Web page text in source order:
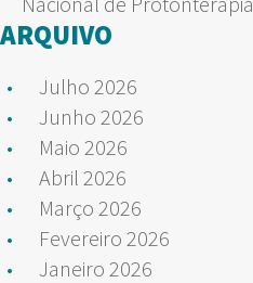
ARQUIVO
Julho 2026
Junho 2026
Maio 2026
Abril 2026
Março 2026
Fevereiro 2026
Janeiro 2026